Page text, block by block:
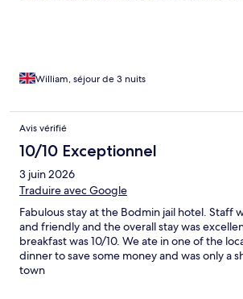
William, séjour de 3 nuits
Avis vérifié
10/10 Exceptionnel
3 juin 2026
Traduire avec Google
Fabulous stay at the Bodmin jail hotel. Staff
and friendly and the overall stay was
breakfast was 10/10. We ate in one of the
dinner to save some money and was only a
town